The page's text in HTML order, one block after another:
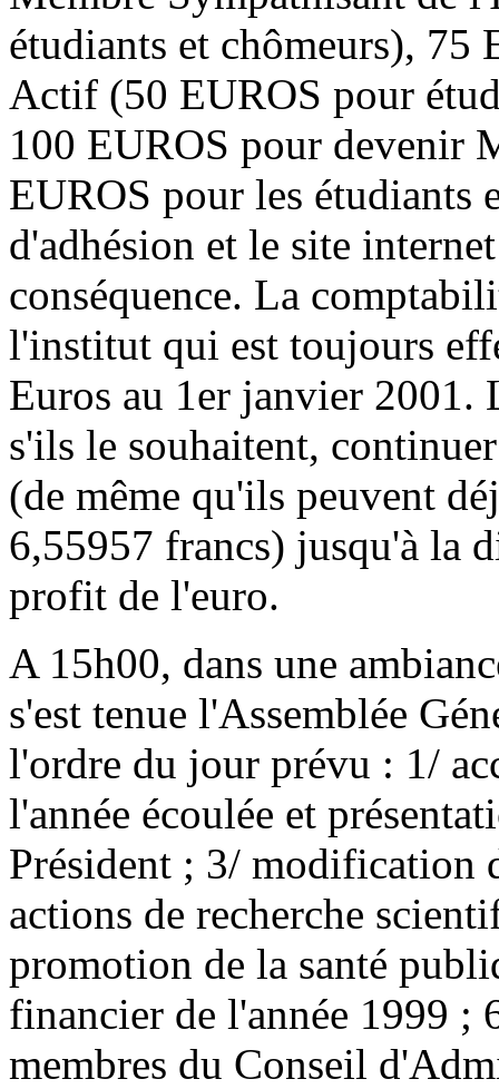
étudiants et chômeurs), 75
Actif (50 EUROS pour
100 EUROS pour devenir
EUROS pour les étudiants
d'adhésion et le site
conséquence. La
l'institut qui est toujours
Euros au 1er janvier 2001.
s'ils le souhaitent,
(de même qu'ils peuvent
6,55957 francs) jusqu'à la
profit de l'euro.
A 15h00, dans une
s'est tenue l'Assemblée
l'ordre du jour prévu : 1/
l'année écoulée et
Président ; 3/ modification
actions de recherche
promotion de la santé
financier de l'année 1999 ;
membres du Conseil